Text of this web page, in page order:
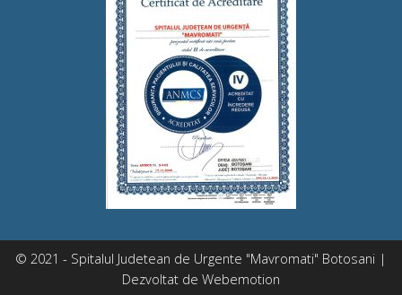
© 2021 - Spitalul Judetean de Urgente "Mavromati" Botosani |
Dezvoltat de Webemotion